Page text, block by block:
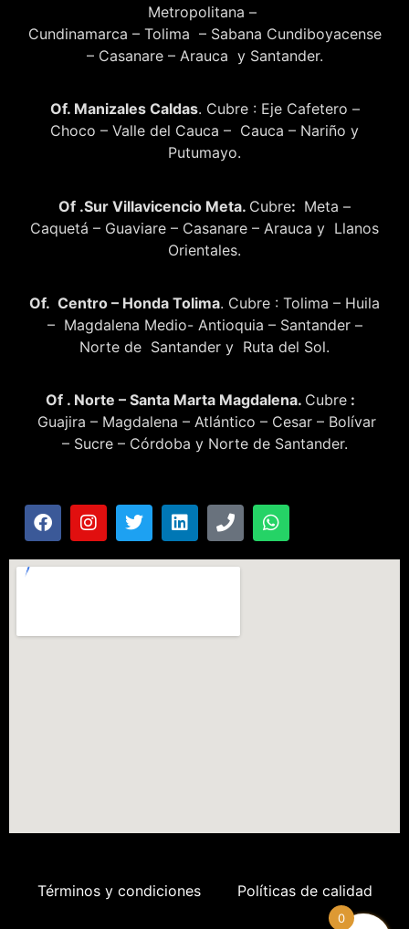
Metropolitana –
Cundinamarca – Tolima – Sabana Cundiboyacense
– Casanare – Arauca y Santander.
Of. Manizales Caldas. Cubre : Eje Cafetero –
Choco – Valle del Cauca – Cauca – Nariño y
Putumayo.
Of .Sur Villavicencio Meta. Cubre: Meta –
Caquetá – Guaviare – Casanare – Arauca y Llanos
Orientales.
Of. Centro – Honda Tolima. Cubre : Tolima – Huila
– Magdalena Medio- Antioquia – Santander –
Norte de Santander y Ruta del Sol.
Of . Norte – Santa Marta Magdalena. Cubre :
Guajira – Magdalena – Atlántico – Cesar – Bolívar
– Sucre – Córdoba y Norte de Santander.
Términos y condiciones Políticas de calidad
0